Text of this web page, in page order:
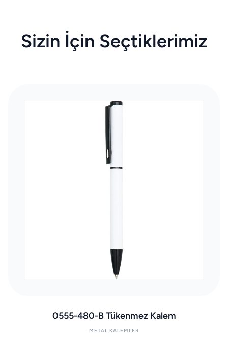
Sizin İçin Seçtiklerimiz
0555-480-B Tükenmez Kalem
METAL KALEMLER